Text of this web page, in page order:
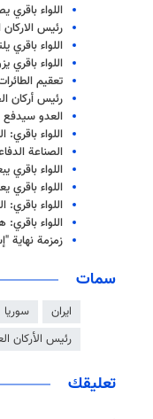
اللواء باقري
رئيس
اللواء باقري
اللواء باقري
تعقيم
رئيس أركان
العدو سيدفع
اللواء
الصناعة
اللواء باقري
اللواء باقري
اللواء
اللواء
زمزمة نهاية
سمات
ايران سوريا
رئيس الأركان
تعليقك